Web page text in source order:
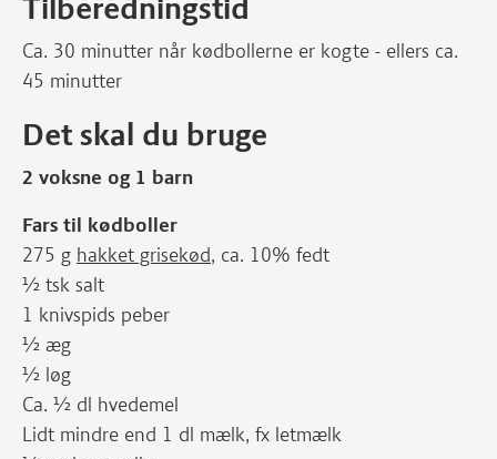
Tilberedningstid
Ca. 30 minutter når kødbollerne er kogte - ellers ca.
45 minutter
Det skal du bruge
2 voksne og 1 barn
Fars til kødboller
275 g hakket grisekød, ca. 10% fedt
½ tsk salt
1 knivspids peber
½ æg
½ løg
Ca. ½ dl hvedemel
Lidt mindre end 1 dl mælk, fx letmælk